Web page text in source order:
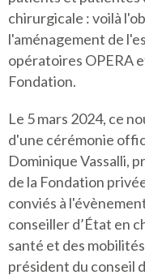
chirurgicale : voilà
l'aménagement de
opératoires OPERA
Fondation.
Le 5 mars 2024, ce
d'une cérémonie
Dominique Vassalli,
de la Fondation
conviés à
conseiller d’État en
santé et des
président du conseil